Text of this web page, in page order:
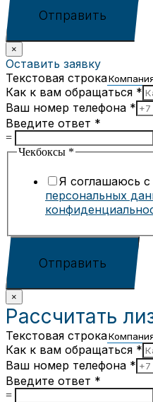
Отправить
×
Оставить заявку
Текстовая строка
Как к вам обращаться *
Ваш номер телефона *
Введите ответ *
=
Чекбоксы *
Я соглашаюсь
персональных
Отправить
×
Рассчитать
Текстовая строка
Как к вам обращаться *
Ваш номер телефона *
Введите ответ *
=